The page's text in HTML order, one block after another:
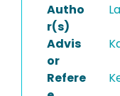
Autho
r(s)
Advis
or
Refere